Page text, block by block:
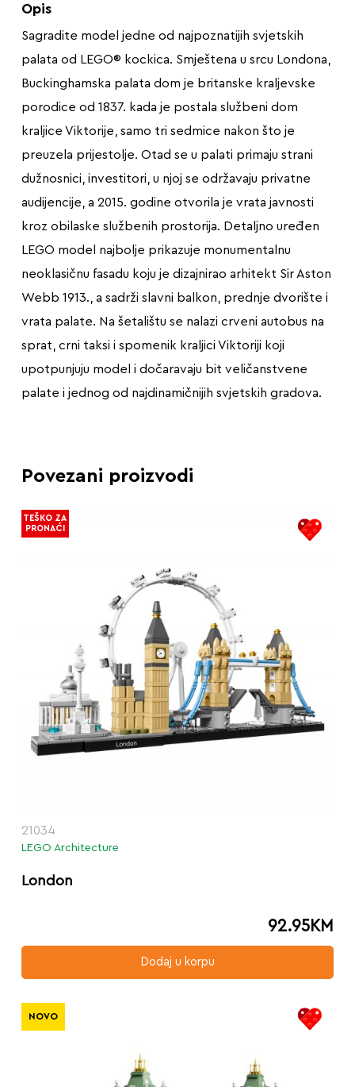
Opis
Sagradite model jedne od najpoznatijih svjetskih
palata od LEGO® kockica. Smještena u srcu Londona,
Buckinghamska palata dom je britanske kraljevske
porodice od 1837. kada je postala službeni dom
kraljice Viktorije, samo tri sedmice nakon što je
preuzela prijestolje. Otad se u palati primaju strani
dužnosnici, investitori, u njoj se održavaju privatne
audijencije, a 2015. godine otvorila je vrata javnosti
kroz obilaske službenih prostorija. Detaljno uređen
LEGO model najbolje prikazuje monumentalnu
neoklasičnu fasadu koju je dizajnirao arhitekt Sir Aston
Webb 1913., a sadrži slavni balkon, prednje dvorište i
vrata palate. Na šetalištu se nalazi crveni autobus na
sprat, crni taksi i spomenik kraljici Viktoriji koji
upotpunjuju model i dočaravaju bit veličanstvene
palate i jednog od najdinamičnijih svjetskih gradova.
Povezani proizvodi
21034
LEGO Architecture
London
92.95KM
Dodaj u korpu
TEŠKO ZA
PRONAĆI
NOVO